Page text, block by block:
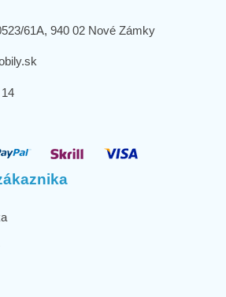
61A, 940 02 Nové Zámky